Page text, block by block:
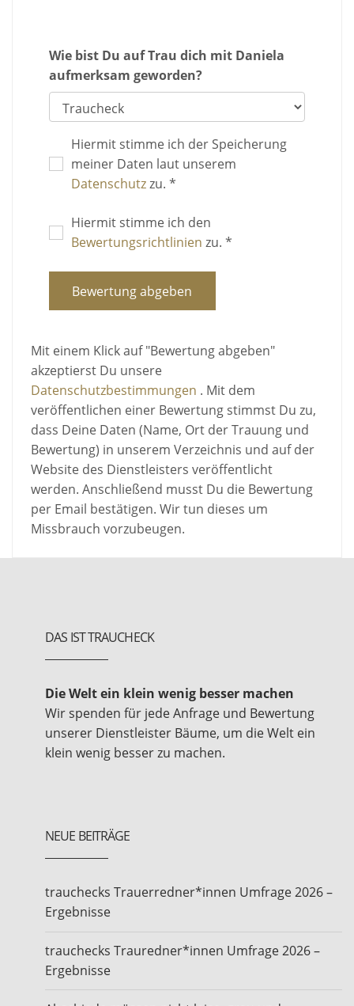
Wie bist Du auf Trau dich mit Daniela
aufmerksam geworden?
Hiermit stimme ich der Speicherung
meiner Daten laut unserem
Datenschutzzu. *
Hiermit stimme ich den
Bewertungsrichtlinien zu. *
Bewertung abgeben
Mit einem Klick auf "Bewertung abgeben"
akzeptierst Du unsere
Datenschutzbestimmungen . Mit dem
veröffentlichen einer Bewertung stimmst Du zu,
dass Deine Daten (Name, Ort der Trauung und
Bewertung) in unserem Verzeichnis und auf der
Website des Dienstleisters veröffentlicht
werden. Anschließend musst Du die Bewertung
per Email bestätigen. Wir tun dieses um
Missbrauch vorzubeugen.
DAS IST TRAUCHECK
Die Welt ein klein wenig besser machen
Wir spenden für jede Anfrage und Bewertung
unserer Dienstleister Bäume, um die Welt ein
klein wenig besser zu machen.
NEUE BEITRÄGE
trauchecks Trauerredner*innen Umfrage 2026 –
Ergebnisse
trauchecks Trauredner*innen Umfrage 2026 –
Ergebnisse